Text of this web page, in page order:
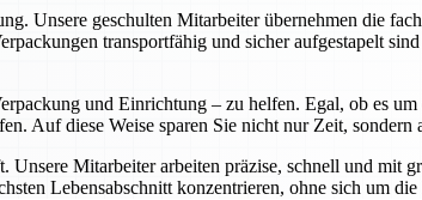
Unsere geschulten Mitarbeiter übernehmen die
transportfähig und sicher aufgestapelt
und Einrichtung – zu helfen. Egal, ob es
Auf diese Weise sparen Sie nicht nur Zeit, sondern
Mitarbeiter arbeiten präzise, schnell und mit
Lebensabschnitt konzentrieren, ohne sich um